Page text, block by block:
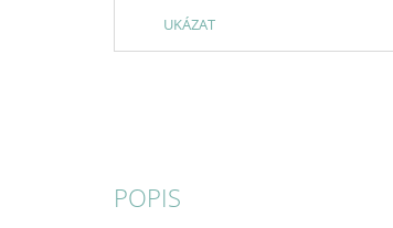
UKÁZAT
POPIS